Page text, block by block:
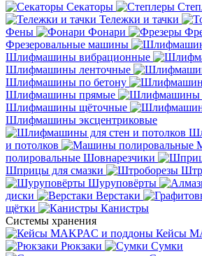
Секаторы
Тележки и тачки
Фены
Фонари
Фрезеровальные машины
Шлифмашины вибрационные
Шлифмашины ленточные
Шлифмашины по бетону
Шлифмашины прямые
Шлифмашины щёточные
Шлифмашины эксцентриковые
и потолков
полировальные Шовнарезчики
Шприцы для смазки
Шуруповёрты
диски
Верстаки
щётки
Канистры
Системы хранения
Кейсы
Рюкзаки
Сумки